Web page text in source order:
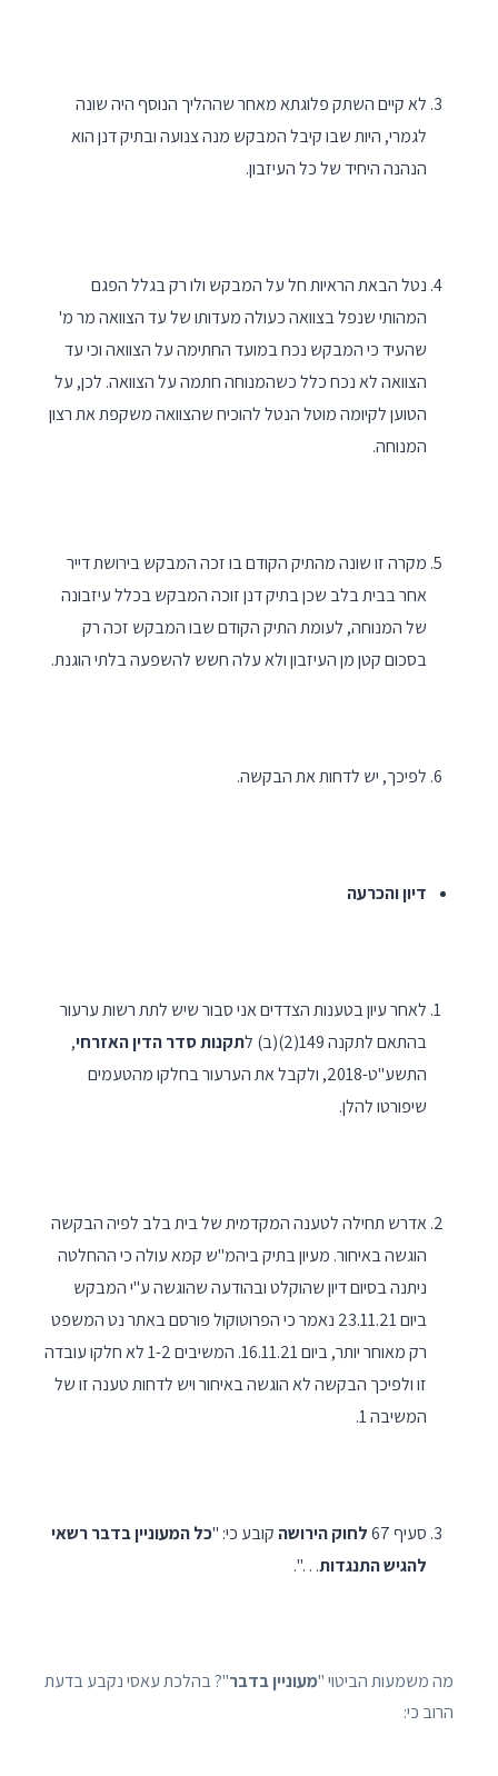
לא קיים השתק פלוגתא מאחר שההליך הנוסף היה שונה
לגמרי, היות שבו קיבל המבקש מנה צנועה ובתיק דנן הוא
הנהנה היחיד של כל העיזבון.
נטל הבאת הראיות חל על המבקש ולו רק בגלל הפגם
המהותי שנפל בצוואה כעולה מעדותו של עד הצוואה מר מ'
שהעיד כי המבקש נכח במועד החתימה על הצוואה וכי עד
הצוואה לא נכח כלל כשהמנוחה חתמה על הצוואה. לכן, על
הטוען לקיומה מוטל הנטל להוכיח שהצוואה משקפת את רצון
המנוחה.
מקרה זו שונה מהתיק הקודם בו זכה המבקש בירושת דייר
אחר בבית בלב שכן בתיק דנן זוכה המבקש בכלל עיזבונה
של המנוחה, לעומת התיק הקודם שבו המבקש זכה רק
בסכום קטן מן העיזבון ולא עלה חשש להשפעה בלתי הוגנת.
לפיכך, יש לדחות את הבקשה.
דיון והכרעה
לאחר עיון בטענות הצדדים אני סבור שיש לתת רשות ערעור
בהתאם לתקנה 149(2)(ב) ל
תקנות סדר הדין האזרחי,
התשע"ט-2018, ולקבל את הערעור בחלקו מהטעמים
שיפורטו להלן.
אדרש תחילה לטענה המקדמית של בית בלב לפיה הבקשה
הוגשה באיחור. מעיון בתיק ביהמ"ש קמא עולה כי ההחלטה
ניתנה בסיום דיון שהוקלט ובהודעה שהוגשה ע"י המבקש
ביום 23.11.21 נאמר כי הפרוטוקול פורסם באתר נט המשפט
רק מאוחר יותר, ביום 16.11.21. המשיבים 1-2 לא חלקו עובדה
זו ולפיכך הבקשה לא הוגשה באיחור ויש לדחות טענה זו של
המשיבה 1.
סעיף 67 לחוק הירושה קובע כי: "כל המעוניין בדבר רשאי
להגיש התנגדות…".
מה משמעות הביטוי "מעוניין בדבר"? בהלכת עאסי נקבע בדעת
הרוב כי: